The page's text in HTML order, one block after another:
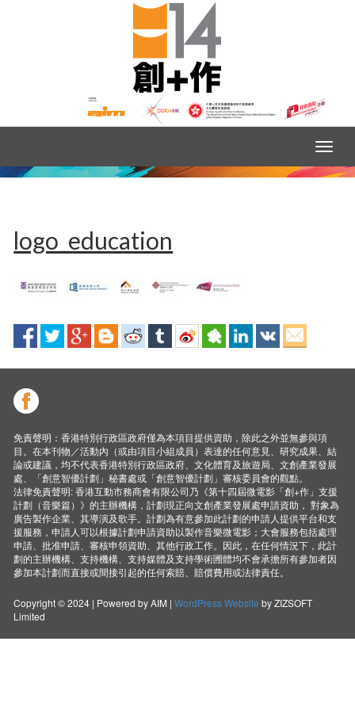
logo_education
免責聲明：香港特別行政區政府僅為本項目提供資助，除此之外並無參與項
目。在本刊物／活動內（或由項目小組成員）表達的任何意見、研究成果、結
論或建議，均不代表香港特別行政區政府、文化體育及旅遊局、文創產業發展
處、「創意智優計劃」秘書處或「創意智優計劃」審核委員會的觀點。
法律免責聲明: 香港互動市務商會有限公司乃《第十四屆微電影「創+作」支援
計劃（音樂篇）》的主辦機構，計劃現正向文創產業發展處申請資助， 對象為
廣告製作企業、其導演及歌手。計劃為有意參加此計劃的申請人提供平台和支
援服務，申請人可以根據計劃申請資助以製作音樂微電影；大會服務包括處理
申請、批准申請、審核申領資助、其他行政工作。因此，在任何情況下，此計
劃的主辦機構、支持機構、支持媒體及支持學術圑體均不會承擔所有參加者因
參加本計劃而直接或間接引起的任何索賠、賠償費用或法律責任。
Copyright © 2024 | Powered by AIM |WordPress Website by ZIZSOFT
Limited